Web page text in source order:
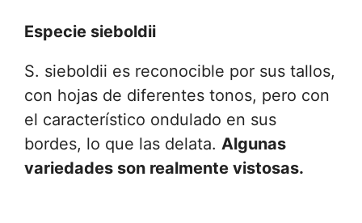
Especie sieboldii
S. sieboldii es reconocible por sus tallos,
con hojas de diferentes tonos, pero con
el característico ondulado en sus
bordes, lo que las delata. Algunas
variedades son realmente vistosas.